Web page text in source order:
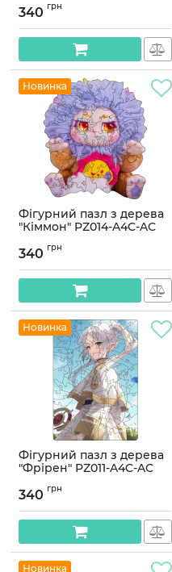
Артикул:
340 грн
Новинка
Фігурний пазл з дерева
"Кіммон" PZ014-A4C-AC
Артикул:
340 грн
Новинка
Фігурний пазл з дерева
"Фрірен" PZ011-A4C-AC
Артикул:
340 грн
Новинка